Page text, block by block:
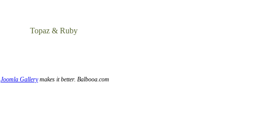
Topaz & Ruby
Joomla Gallerymakes it better. Balbooa.com